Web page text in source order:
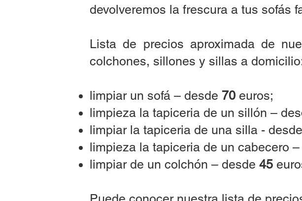
devolveremos la frescura a tus sofás
Lista de precios aproximada de
colchones, sillones y sillas a
limpiar un sofá – desde 70 euros;
limpieza la tapiceria de un sillón –
limpiar la tapiceria de una silla - desde
limpieza la tapiceria de un cabecero
limpiar de un colchón – desde 45